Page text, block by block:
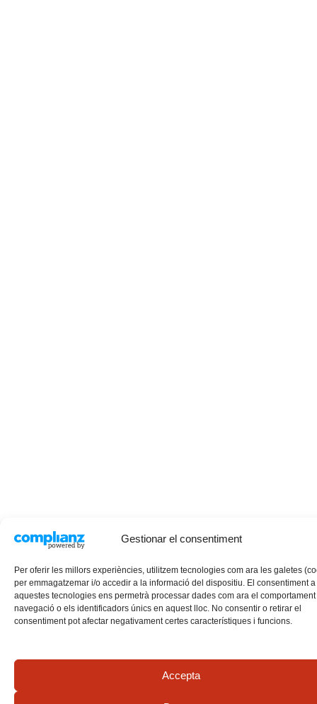
Gestionar el consentiment
Per oferir les millors experiències, utilitzem tecnologies com ara les galetes
per emmagatzemar i/o accedir a la informació del dispositiu. El consentiment a
aquestes tecnologies ens permetrà processar dades com ara el
navegació o els identificadors únics en aquest lloc. No consentir o retirar el
consentiment pot afectar negativament certes característiques i funcions.
Accepta